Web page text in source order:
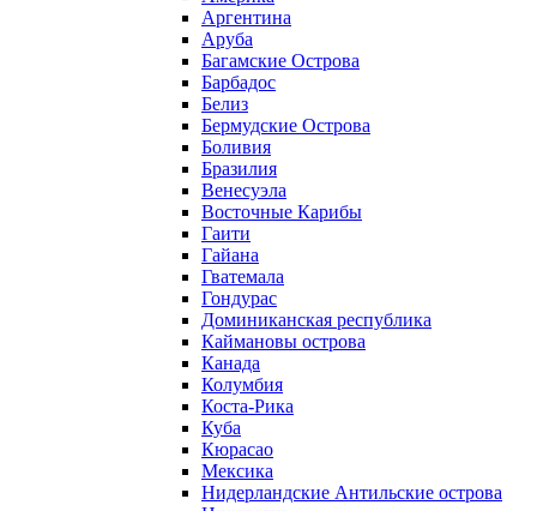
Аргентина
Аруба
Багамские Острова
Барбадос
Белиз
Бермудские Острова
Боливия
Бразилия
Венесуэла
Восточные Карибы
Гаити
Гайана
Гватемала
Гондурас
Доминиканская республика
Каймановы острова
Канада
Колумбия
Коста-Рика
Куба
Кюрасао
Мексика
Нидерландские Антильские острова